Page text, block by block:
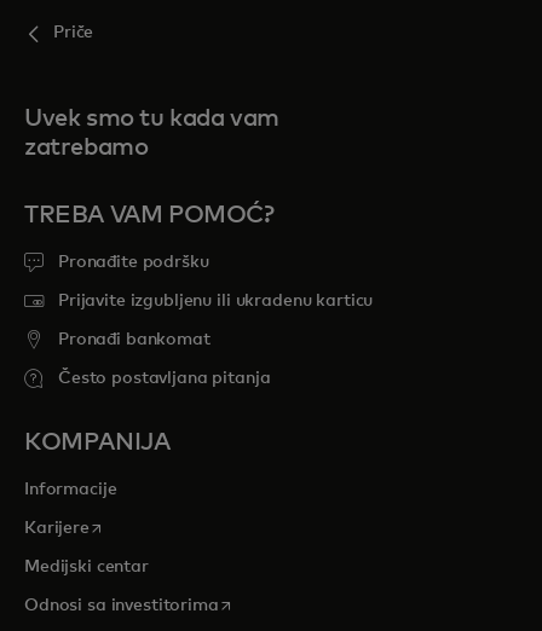
Priče
Uvek smo tu kada vam
zatrebamo
TREBA VAM POMOĆ?
Pronađite podršku
Prijavite izgubljenu ili ukradenu karticu
Pronađi bankomat
Često postavljana pitanja
KOMPANIJA
Informacije
Karijereopens in a new tab
Medijski centar
Odnosi sa investitorimaopens in a new tab